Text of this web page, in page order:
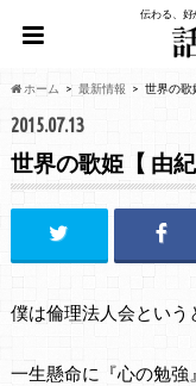
伝わる、好
ホーム 最新情報 世界の歌
2015.07.13
世界の歌姫【 由
僕は倫理法人会という
一生懸命に『心の勉強』